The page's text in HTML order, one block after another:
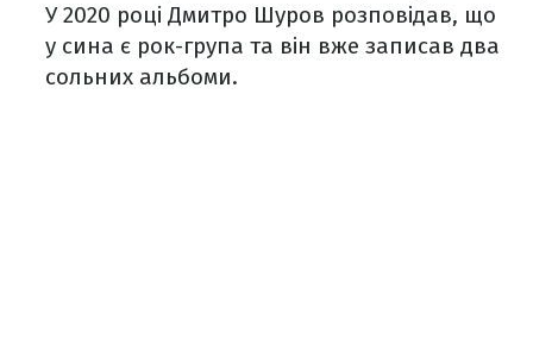
У 2020 році Дмитро Шуров розповідав, що
у сина є рок-група та він вже записав два
сольних альбоми.